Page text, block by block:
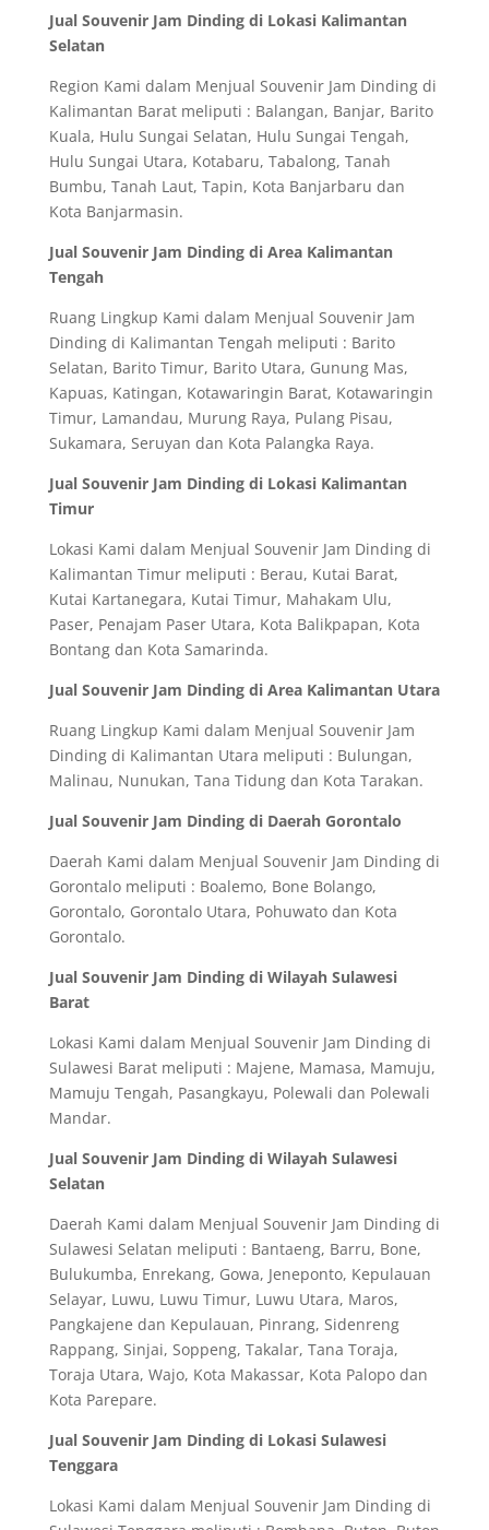
Jual Souvenir Jam Dinding di Lokasi Kalimantan
Selatan
Region Kami dalam Menjual Souvenir Jam Dinding di
Kalimantan Barat meliputi : Balangan, Banjar, Barito
Kuala, Hulu Sungai Selatan, Hulu Sungai Tengah,
Hulu Sungai Utara, Kotabaru, Tabalong, Tanah
Bumbu, Tanah Laut, Tapin, Kota Banjarbaru dan
Kota Banjarmasin.
Jual Souvenir Jam Dinding di Area Kalimantan
Tengah
Ruang Lingkup Kami dalam Menjual Souvenir Jam
Dinding di Kalimantan Tengah meliputi : Barito
Selatan, Barito Timur, Barito Utara, Gunung Mas,
Kapuas, Katingan, Kotawaringin Barat, Kotawaringin
Timur, Lamandau, Murung Raya, Pulang Pisau,
Sukamara, Seruyan dan Kota Palangka Raya.
Jual Souvenir Jam Dinding di Lokasi Kalimantan
Timur
Lokasi Kami dalam Menjual Souvenir Jam Dinding di
Kalimantan Timur meliputi : Berau, Kutai Barat,
Kutai Kartanegara, Kutai Timur, Mahakam Ulu,
Paser, Penajam Paser Utara, Kota Balikpapan, Kota
Bontang dan Kota Samarinda.
Jual Souvenir Jam Dinding di Area Kalimantan Utara
Ruang Lingkup Kami dalam Menjual Souvenir Jam
Dinding di Kalimantan Utara meliputi : Bulungan,
Malinau, Nunukan, Tana Tidung dan Kota Tarakan.
Jual Souvenir Jam Dinding di Daerah Gorontalo
Daerah Kami dalam Menjual Souvenir Jam Dinding di
Gorontalo meliputi : Boalemo, Bone Bolango,
Gorontalo, Gorontalo Utara, Pohuwato dan Kota
Gorontalo.
Jual Souvenir Jam Dinding di Wilayah Sulawesi
Barat
Lokasi Kami dalam Menjual Souvenir Jam Dinding di
Sulawesi Barat meliputi : Majene, Mamasa, Mamuju,
Mamuju Tengah, Pasangkayu, Polewali dan Polewali
Mandar.
Jual Souvenir Jam Dinding di Wilayah Sulawesi
Selatan
Daerah Kami dalam Menjual Souvenir Jam Dinding di
Sulawesi Selatan meliputi : Bantaeng, Barru, Bone,
Bulukumba, Enrekang, Gowa, Jeneponto, Kepulauan
Selayar, Luwu, Luwu Timur, Luwu Utara, Maros,
Pangkajene dan Kepulauan, Pinrang, Sidenreng
Rappang, Sinjai, Soppeng, Takalar, Tana Toraja,
Toraja Utara, Wajo, Kota Makassar, Kota Palopo dan
Kota Parepare.
Jual Souvenir Jam Dinding di Lokasi Sulawesi
Tenggara
Lokasi Kami dalam Menjual Souvenir Jam Dinding di